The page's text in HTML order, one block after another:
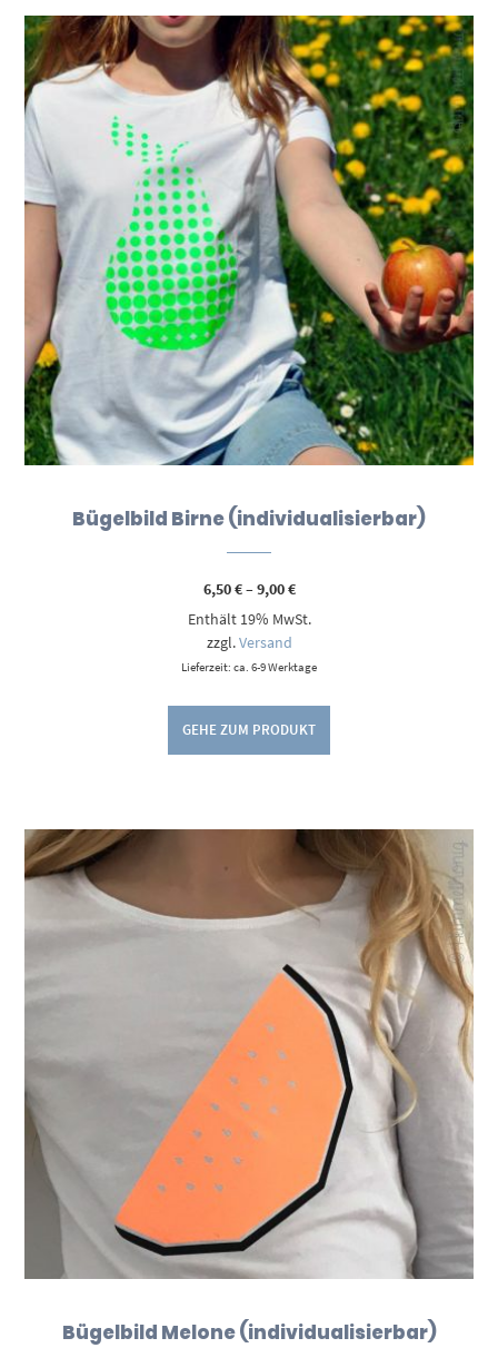
Bügelbild Birne (individualisierbar)
6,50€–9,00€Preisspanne:
bis
Enthält 19% MwSt.
zzgl.Versand
Lieferzeit: ca. 6-9 Werktage
GEHE ZUM PRODUKT
Bügelbild Melone (individualisierbar)